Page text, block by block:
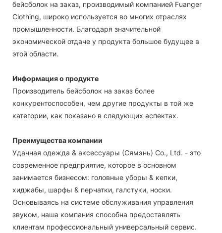
бейсболок на заказ, производимый компанией Fuanger
Clothing, широко используется во многих отраслях
промышленности. Благодаря значительной
экономической отдаче у продукта большое будущее в
этой области.
Информация о продукте
Производитель бейсболок на заказ более
конкурентоспособен, чем другие продукты в той же
категории, как показано в следующих аспектах.
Преимущества компании
Удачная одежда & аксессуары (Сямэнь) Co., Ltd. - это
современное предприятие, которое в основном
занимается бизнесом: головные уборы & кепки,
хиджабы, шарфы & перчатки, галстуки, носки.
Основываясь на системе обслуживания управления
звуком, наша компания способна предоставлять
клиентам профессиональный универсальный сервис.